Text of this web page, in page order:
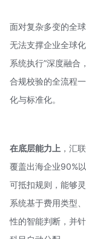
面对复杂多变的全
无法支撑企业全球
系统执行”深度融合
合规校验的全流程
化与标准化。
在底层能力上 ， 汇
覆盖出海企业90%
可抵扣规则，能够
系统基于费用类型
性的智能判断，并